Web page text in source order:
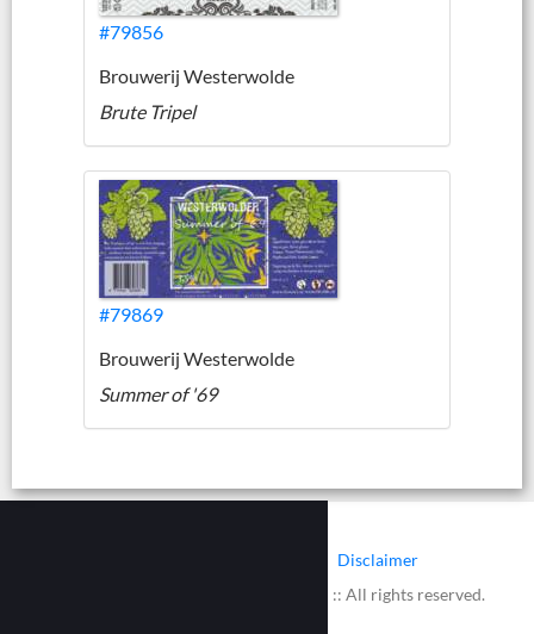
#79856
Brouwerij Westerwolde
Brute Tripel
#79869
Brouwerij Westerwolde
Summer of '69
Disclaimer
© 2002 - 2026 :: www.bieretiketten.nl :: All rights reserved.